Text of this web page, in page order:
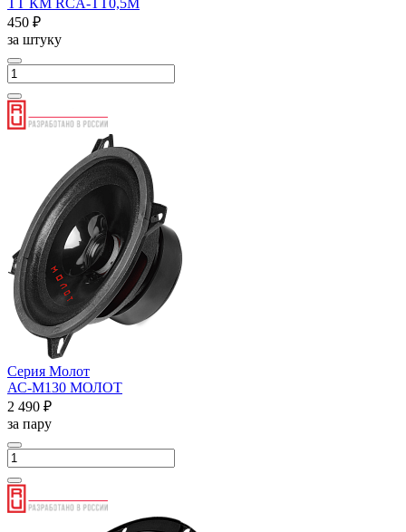
ТТ КМ RCA-ТТ0,5М
450 ₽
за штуку
Серия Молот
АС-М130 МОЛОТ
2 490 ₽
за пару